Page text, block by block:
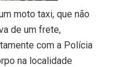
moto taxi, que não
de um frete,
com a Polícia
na localidade